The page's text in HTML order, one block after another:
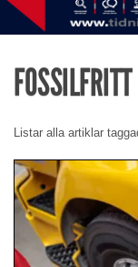
FOSSILFRITT
Listar alla artiklar